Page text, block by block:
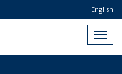
English